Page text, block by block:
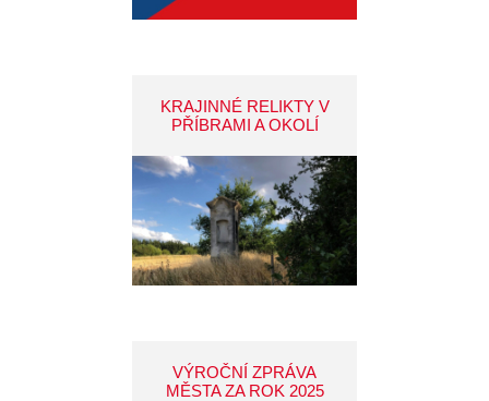
KRAJINNÉ RELIKTY V
PŘÍBRAMI A OKOLÍ
VÝROČNÍ ZPRÁVA
MĚSTA ZA ROK 2025